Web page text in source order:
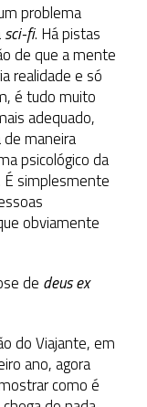
problema
sci-fi. Há pistas
de que a mente
realidade e só
é tudo muito
adequado,
maneira
psicológico da
É simplesmente
obviamente
de deus ex
do Viajante, em
ano, agora
como é